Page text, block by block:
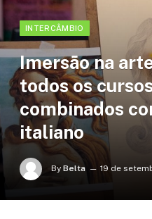
INTERCÂMBIO
Imersão na
todos os
combinados
italiano
By Belta 19 de